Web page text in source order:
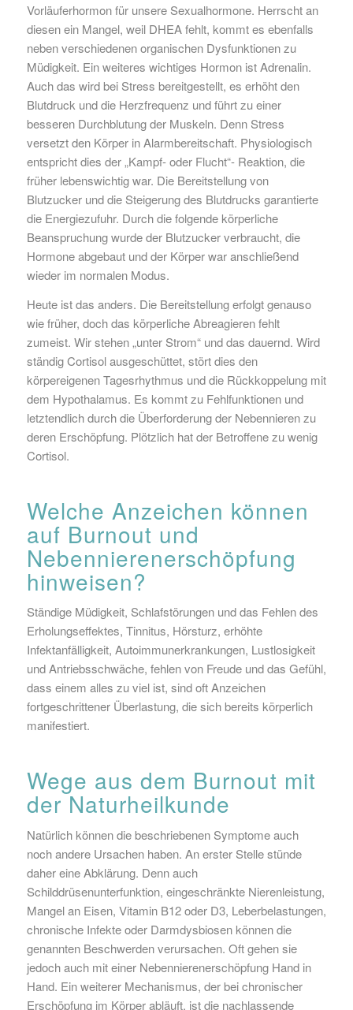
Vorläuferhormon für unsere Sexualhormone. Herrscht an
diesen ein Mangel, weil DHEA fehlt, kommt es ebenfalls
neben verschiedenen organischen Dysfunktionen zu
Müdigkeit. Ein weiteres wichtiges Hormon ist Adrenalin.
Auch das wird bei Stress bereitgestellt, es erhöht den
Blutdruck und die Herzfrequenz und führt zu einer
besseren Durchblutung der Muskeln. Denn Stress
versetzt den Körper in Alarmbereitschaft. Physiologisch
entspricht dies der „Kampf- oder Flucht“- Reaktion, die
früher lebenswichtig war. Die Bereitstellung von
Blutzucker und die Steigerung des Blutdrucks garantierte
die Energiezufuhr. Durch die folgende körperliche
Beanspruchung wurde der Blutzucker verbraucht, die
Hormone abgebaut und der Körper war anschließend
wieder im normalen Modus.
Heute ist das anders. Die Bereitstellung erfolgt genauso
wie früher, doch das körperliche Abreagieren fehlt
zumeist. Wir stehen „unter Strom“ und das dauernd. Wird
ständig Cortisol ausgeschüttet, stört dies den
körpereigenen Tagesrhythmus und die Rückkoppelung mit
dem Hypothalamus. Es kommt zu Fehlfunktionen und
letztendlich durch die Überforderung der Nebennieren zu
deren Erschöpfung. Plötzlich hat der Betroffene zu wenig
Cortisol.
Welche Anzeichen können
auf Burnout und
Nebennierenerschöpfung
hinweisen?
Ständige Müdigkeit, Schlafstörungen und das Fehlen des
Erholungseffektes, Tinnitus, Hörsturz, erhöhte
Infektanfälligkeit, Autoimmunerkrankungen, Lustlosigkeit
und Antriebsschwäche, fehlen von Freude und das Gefühl,
dass einem alles zu viel ist, sind oft Anzeichen
fortgeschrittener Überlastung, die sich bereits körperlich
manifestiert.
Wege aus dem Burnout mit
der Naturheilkunde
Natürlich können die beschriebenen Symptome auch
noch andere Ursachen haben. An erster Stelle stünde
daher eine Abklärung. Denn auch
Schilddrüsenunterfunktion, eingeschränkte Nierenleistung,
Mangel an Eisen, Vitamin B12 oder D3, Leberbelastungen,
chronische Infekte oder Darmdysbiosen können die
genannten Beschwerden verursachen. Oft gehen sie
jedoch auch mit einer Nebennierenerschöpfung Hand in
Hand. Ein weiterer Mechanismus, der bei chronischer
Erschöpfung im Körper abläuft, ist die nachlassende